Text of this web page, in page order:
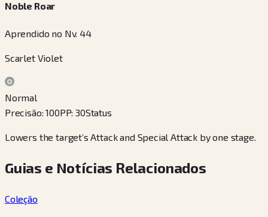
Noble Roar
Aprendido no Nv. 44
Scarlet Violet
Normal
Precisão:100PP:30Status
Lowers the target’s Attack and Special Attack by one stage.
Guias e Notícias Relacionados
Coleção